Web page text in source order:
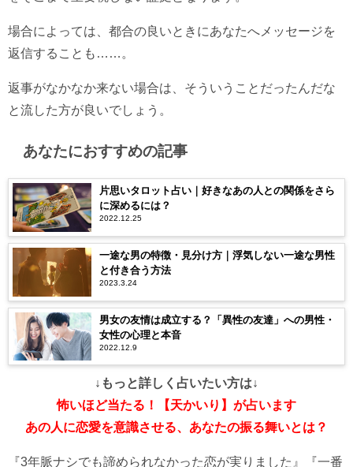
場合によっては、都合の良いときにあなたへメッセージを
返信することも……。
返事がなかなか来ない場合は、そういうことだったんだな
と流した方が良いでしょう。
あなたにおすすめの記事
片思いタロット占い｜好きなあの人との関係をさら
に深めるには？
2022.12.25
一途な男の特徴・見分け方｜浮気しない一途な男性
と付き合う方法
2023.3.24
男女の友情は成立する？「異性の友達」への男性・
女性の心理と本音
2022.12.9
↓もっと詳しく占いたい方は↓
怖いほど当たる！【天かいり】が占います
あの人に恋愛を意識させる、あなたの振る舞いとは？
『3年脈ナシでも諦められなかった恋が実りました』『一番